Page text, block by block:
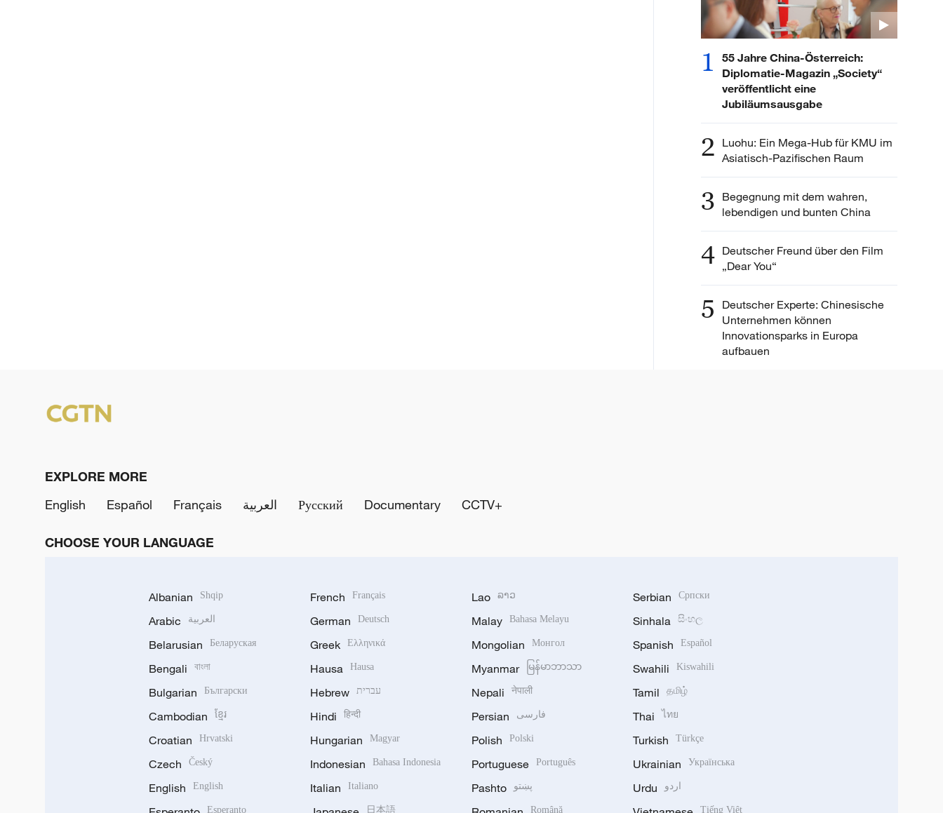
1
55 Jahre China-Österreich:
Diplomatie-Magazin „Society“
veröffentlicht eine
Jubiläumsausgabe
2 Luohu: Ein Mega-Hub für KMU im
Asiatisch-Pazifischen Raum
3 Begegnung mit dem wahren,
lebendigen und bunten China
4 Deutscher Freund über den Film
„Dear You“
5
Deutscher Experte: Chinesische
Unternehmen können
Innovationsparks in Europa
aufbauen
EXPLORE MORE
English
Español Français العربية Русский Documentary CCTV+
CHOOSE YOUR LANGUAGE
Albanian Shqip
Arabic العربية
Belarusian Беларуская
Bengali বাংলা
Bulgarian Български
Cambodian ខ្មែរ
Croatian Hrvatski
Czech Český
English English
Esperanto
French Français
German Deutsch
Greek Ελληνικά
Hausa Hausa
Hebrew עברית
Hindi हिन्दी
Hungarian Magyar
Indonesian Bahasa Indonesia
Italian Italiano
日本語
Lao ລາວ
Malay Bahasa Melayu
Mongolian Монгол
Myanmar မြန်မာဘာသာ
Nepali नेपाली
Persian فارسی
Polish Polski
Portuguese Português
Pashto پښتو
Română
Serbian Српски
Sinhala සිංහල
Spanish Español
Swahili Kiswahili
Tamil தமிழ்
Thai ไทย
Turkish Türkçe
Ukrainian Українська
Urdu اردو
Tiếng Việt